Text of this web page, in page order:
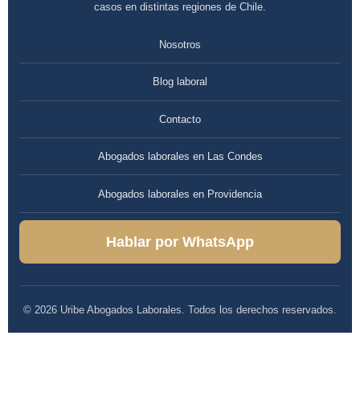
casos en distintas regiones de Chile.
Nosotros
Blog laboral
Contacto
Abogados laborales en Las Condes
Abogados laborales en Providencia
Hablar por WhatsApp
© 2026 Uribe Abogados Laborales. Todos los derechos reservados.